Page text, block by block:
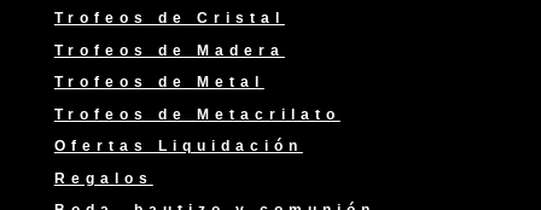
Trofeos de Cristal
Trofeos de Madera
Trofeos de Metal
Trofeos de Metacrilato
Ofertas Liquidación
Regalos